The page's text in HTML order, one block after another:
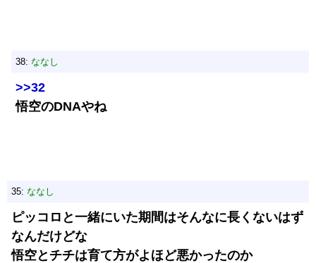
38: ななし
>>32
悟空のDNAやね
35: ななし
ピッコロと一緒にいた期間はそんなに長くないはず
なんだけどな
悟空とチチは育て方がよほど悪かったのか